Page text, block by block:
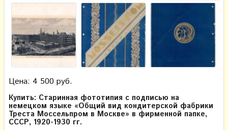
Цена: 4 500 руб.
Купить: Старинная фототипия с подписью на
немецком языке «Общий вид кондитерской фабрики
Треста Моссельпром в Москве» в фирменной папке,
СССР, 1920-1930 гг.